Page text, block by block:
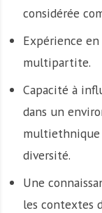
considérée
Expérience
multipartite.
Capacité à
dans un
multiethnique
diversité.
Une
les contextes